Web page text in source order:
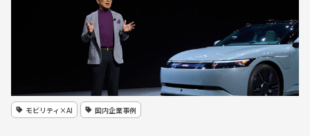
モビリティ×AI 国内企業事例